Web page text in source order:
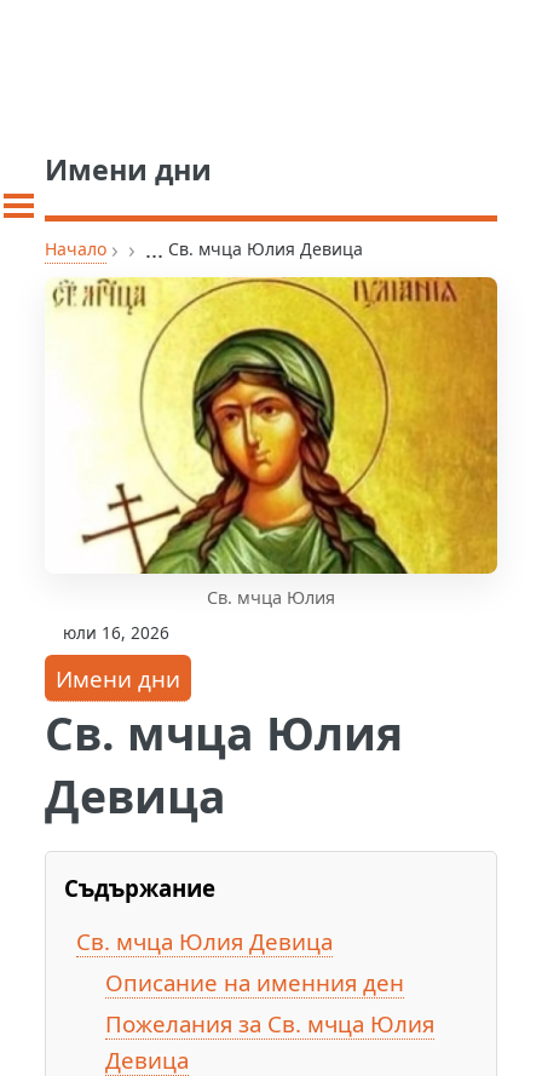
Имени дни
Начало › › ... Св. мчца Юлия Девица
Св. мчца Юлия
юли 16, 2026
Имени дни
Св. мчца Юлия
Девица
Съдържание
Св. мчца Юлия Девица
Описание на именния ден
Пожелания за Св. мчца Юлия
Девица